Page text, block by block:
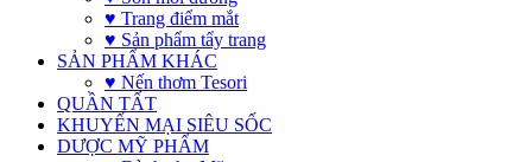
♥ Trang điểm mắt
♥ Sản phẩm tẩy trang
SẢN PHẨM KHÁC
♥ Nến thơm Tesori
QUẦN TẤT
KHUYẾN MẠI SIÊU SỐC
DƯỢC MỸ PHẨM